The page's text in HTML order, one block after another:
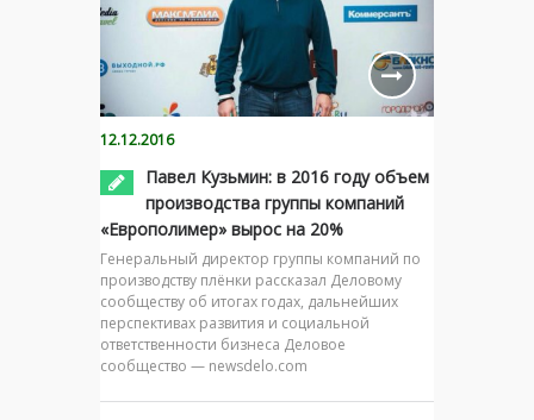
12.12.2016
Павел Кузьмин: в 2016 году объем
производства группы компаний
«Европолимер» вырос на 20%
Генеральный директор группы компаний по
производству плёнки рассказал Деловому
сообществу об итогах годах, дальнейших
перспективах развития и социальной
ответственности бизнеса Деловое
сообщество — newsdelo.com